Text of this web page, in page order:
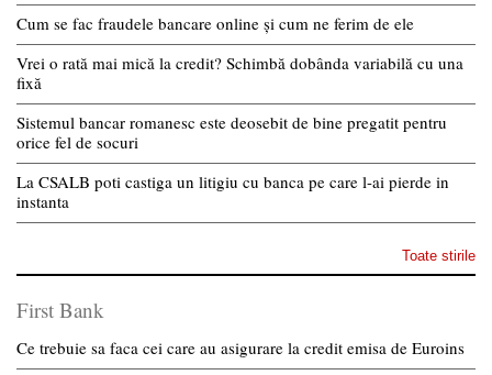
Cum se fac fraudele bancare online și cum ne ferim de ele
Vrei o rată mai mică la credit? Schimbă dobânda variabilă cu una
fixă
Sistemul bancar romanesc este deosebit de bine pregatit pentru
orice fel de socuri
La CSALB poti castiga un litigiu cu banca pe care l-ai pierde in
instanta
Toate stirile
First Bank
Ce trebuie sa faca cei care au asigurare la credit emisa de Euroins